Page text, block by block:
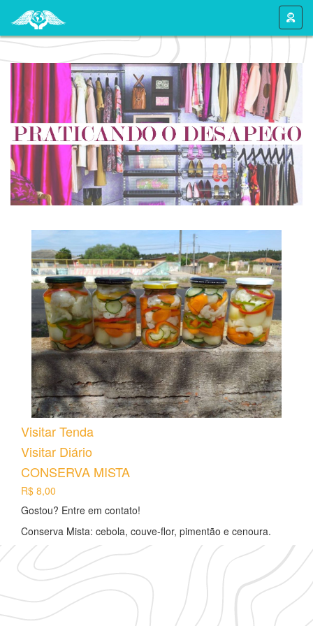
Visitar Tenda
Visitar Diário
CONSERVA MISTA
R$ 8,00
Gostou? Entre em contato!
Conserva Mista: cebola, couve-flor, pimentão e cenoura.